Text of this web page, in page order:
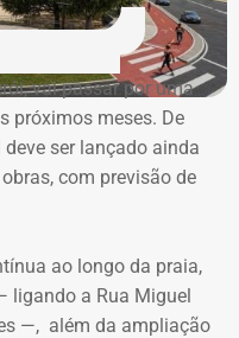
e criam outra
Nireu Cavalcanti tem
do Rio de Janeiro
desconfiado do que
Quincas Borba filosofa
tempo, o transeunte
Bacamarte, que não
uma internação
personagens de um
vai passar por uma
próximos meses. De
ser lançado ainda
com previsão de
ao longo da praia,
ligando a Rua Miguel
—, além da ampliação